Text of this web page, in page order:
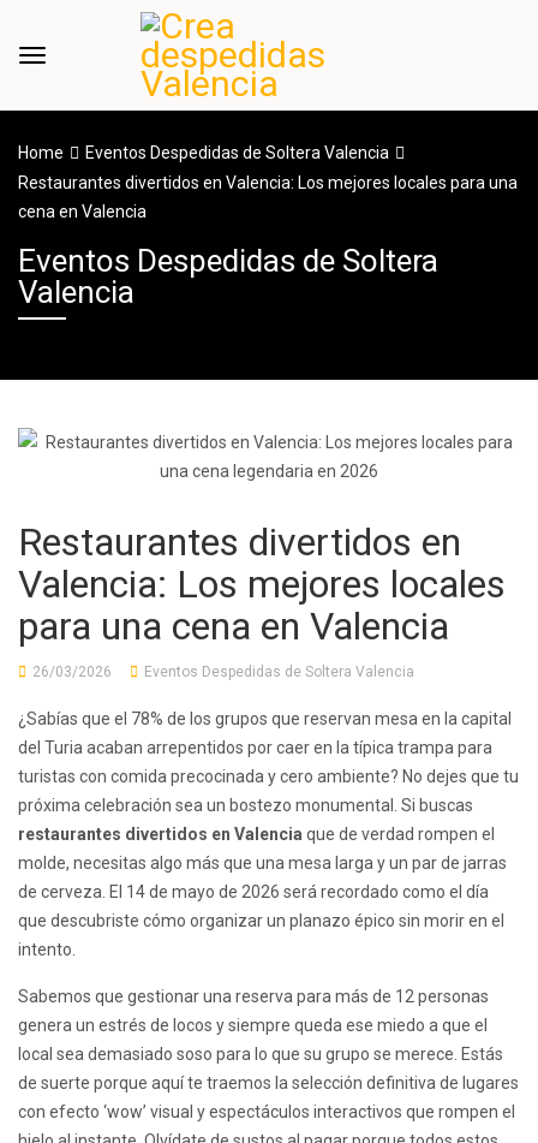
Home
Eventos Despedidas de Soltera Valencia
Restaurantes divertidos en Valencia: Los mejores locales para una
cena en Valencia
Eventos Despedidas de Soltera
Valencia
Restaurantes divertidos en
Valencia: Los mejores locales
para una cena en Valencia
26/03/2026 Eventos Despedidas de Soltera Valencia
¿Sabías que el 78% de los grupos que reservan mesa en la capital
del Turia acaban arrepentidos por caer en la típica trampa para
turistas con comida precocinada y cero ambiente? No dejes que tu
próxima celebración sea un bostezo monumental. Si buscas
restaurantes divertidos en Valencia que de verdad rompen el
molde, necesitas algo más que una mesa larga y un par de jarras
de cerveza. El 14 de mayo de 2026 será recordado como el día
que descubriste cómo organizar un planazo épico sin morir en el
intento.
Sabemos que gestionar una reserva para más de 12 personas
genera un estrés de locos y siempre queda ese miedo a que el
local sea demasiado soso para lo que su grupo se merece. Estás
de suerte porque aquí te traemos la selección definitiva de lugares
con efecto ‘wow’ visual y espectáculos interactivos que rompen el